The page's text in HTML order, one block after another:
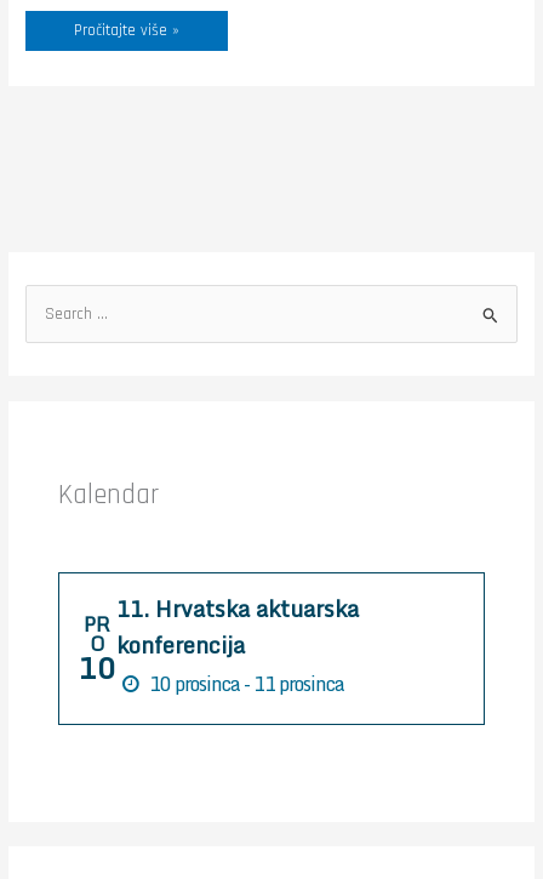
Pročitajte više »
e
Kalendar
PR
O
10
11. Hrvatska aktuarska
konferencija
10 prosinca - 11 prosinca